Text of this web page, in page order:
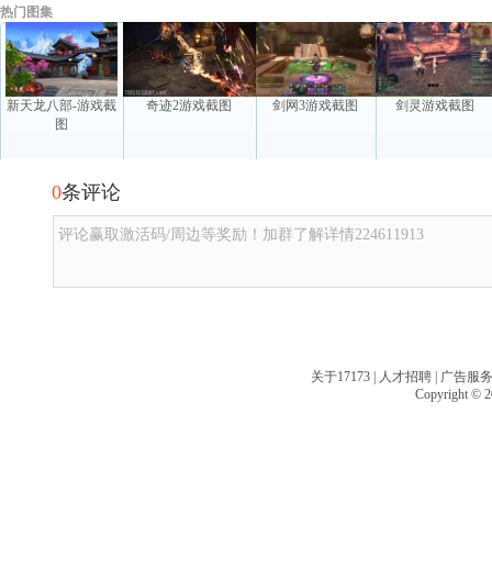
热门图集
新天龙八部-游戏截
图
奇迹2游戏截图 剑网3游戏截图 剑灵游戏截图
0条评论
评论赢取激活码/周边等奖励！加群了解详情224611913
关于17173 | 人才招聘 | 广告服务
Copyright ©